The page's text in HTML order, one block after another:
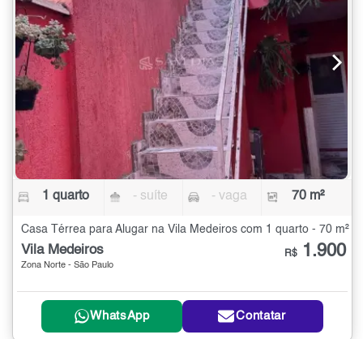
1 quarto - suíte - vaga 70 m²
Casa Térrea para Alugar na Vila Medeiros com 1 quarto - 70 m²
Vila Medeiros
Zona Norte - São Paulo
R$ 1.900
WhatsApp Contatar